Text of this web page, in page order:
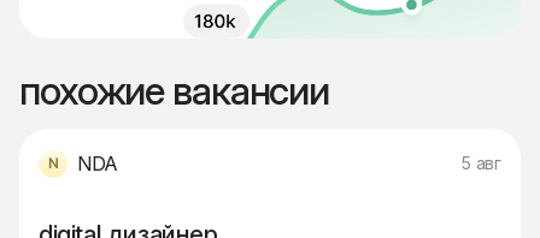
похожие вакансии
NDA 5 авг